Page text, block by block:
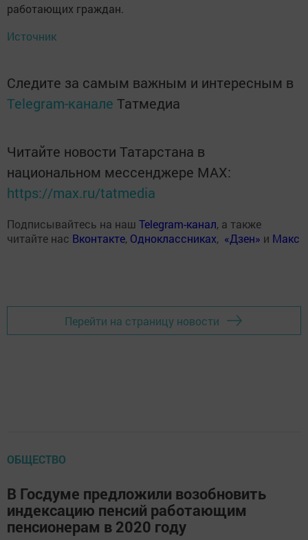
работающих граждан.
Источник
Следите за самым важным и интересным в
Telegram-канале Татмедиа
Читайте новости Татарстана в
национальном мессенджере MАХ:
https://max.ru/tatmedia
Подписывайтесь на наш Telegram-канал, а также
читайте нас Вконтакте, Одноклассниках, «Дзен» и Макс
Перейти на страницу новости
ОБЩЕСТВО
В Госдуме предложили возобновить
индексацию пенсий работающим
пенсионерам в 2020 году